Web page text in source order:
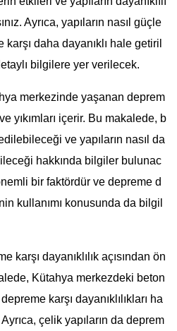
Ayrıca, yapıların nasıl güçle
daha dayanıklı hale getiril
bilgilere yer verilecek.
merkezinde yaşanan deprem
yıkımları içerir. Bu makalede, b
ve yapıların nasıl da
hakkında bilgiler bulunac
bir faktördür ve depreme d
kullanımı konusunda da bilgil
karşı dayanıklılık açısından ön
Kütahya merkezdeki beton
karşı dayanıklılıkları ha
çelik yapıların da deprem